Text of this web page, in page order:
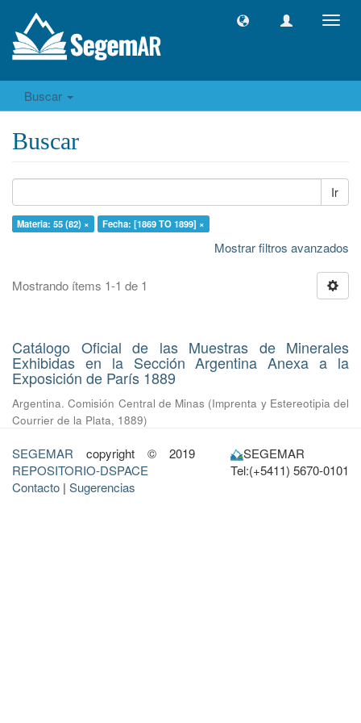
Buscar
Buscar
Ir
Materia: 55 (82) × Fecha: [1869 TO 1899] ×
Mostrar filtros avanzados
Mostrando ítems 1-1 de 1
Catálogo Oficial de las Muestras de Minerales
Exhibidas en la Sección Argentina Anexa a la
Exposición de París 1889
Argentina. Comisión Central de Minas (Imprenta y Estereotipia del
Courrier de la Plata, 1889)
SEGEMAR copyright © 2019
REPOSITORIO-DSPACE
Contacto | Sugerencias
SEGEMAR
Tel:(+5411) 5670-0101